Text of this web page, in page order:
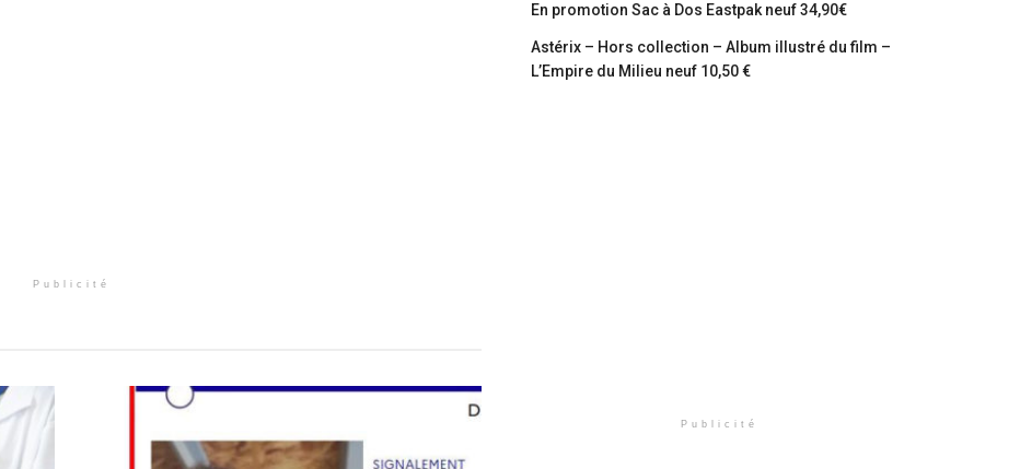
Publicité
En promotion Sac à Dos Eastpak neuf 34,90€
Astérix – Hors collection – Album illustré du film –
L’Empire du Milieu neuf 10,50 €
Publicité